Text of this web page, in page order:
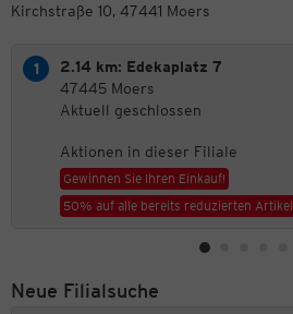
Kirchstraße 10, 47441 Moers
2.14 km: Edekaplatz 7
47445 Moers
Aktuell geschlossen
Aktionen in dieser Filiale
Gewinnen Sie Ihren Einkauf!
50% auf alle bereits reduzierten Artikel
Neue Filialsuche